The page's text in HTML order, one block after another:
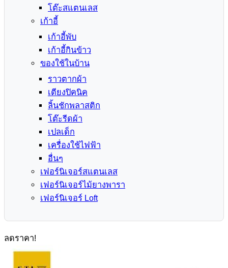
โต๊ะสแตนเลส
เก้าอี้
เก้าอี้พับ
เก้าอี้กินข้าว
ของใช้ในบ้าน
ราวตากผ้า
เตียงปิคนิค
ลิ้นชักพลาสติก
โต๊ะรีดผ้า
เปลเด็ก
เครื่องใช้ไฟฟ้า
อื่นๆ
เฟอร์นิเจอร์สแตนเลส
เฟอร์นิเจอร์ไม้ยางพารา
เฟอร์นิเจอร์ Loft
ลดราคา!